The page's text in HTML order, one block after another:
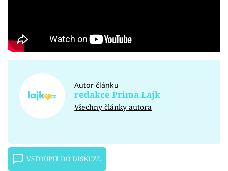
Autor článku
redakce Prima Lajk
Všechny články autora
VSTOUPIT DO DISKUZE